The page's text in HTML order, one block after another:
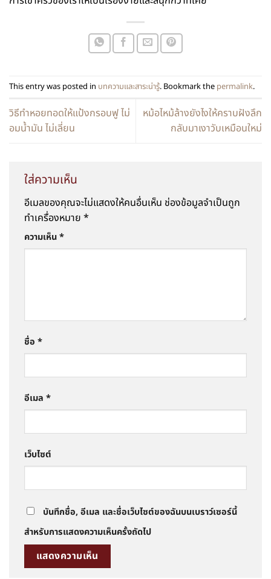
This entry was posted in บทความและสาระน่ารู้. Bookmark the permalink.
วิธีทำหอยทอดให้แป้งกรอบฟู ไม่
อมน้ำมัน ไม่เลี่ยน
หม้อไหม้ล้างยังไงให้คราบฝังลึก
กลับมาเงาวับเหมือนใหม่
ใส่ความเห็น
อีเมลของคุณจะไม่แสดงให้คนอื่นเห็น ช่องข้อมูลจำเป็นถูก
ทำเครื่องหมาย *
ความเห็น*
ชื่อ *
อีเมล *
เว็บไซต์
บันทึกชื่อ, อีเมล และชื่อเว็บไซต์ของฉันบนเบราว์เซอร์นี้
สำหรับการแสดงความเห็นครั้งถัดไป